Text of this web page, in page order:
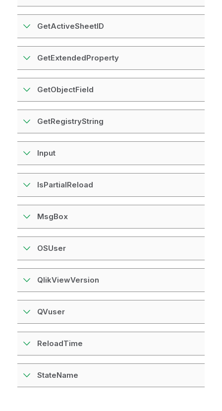
GetActiveSheetID
GetExtendedProperty
GetObjectField
GetRegistryString
Input
IsPartialReload
MsgBox
OSUser
QlikViewVersion
QVuser
ReloadTime
StateName